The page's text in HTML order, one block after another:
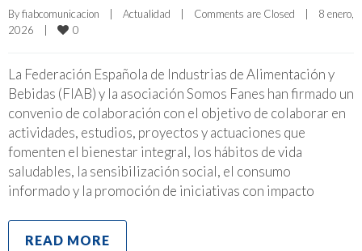
By fiabcomunicacion Actualidad Comments are Closed
8 enero,
2026
0
La Federación Española de Industrias de Alimentación y
Bebidas (FIAB) y la asociación Somos Fanes han firmado un
convenio de colaboración con el objetivo de colaborar en
actividades, estudios, proyectos y actuaciones que
fomenten el bienestar integral, los hábitos de vida
saludables, la sensibilización social, el consumo
informado y la promoción de iniciativas con impacto
READ MORE